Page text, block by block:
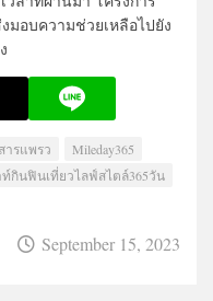
อบความช่วยเหลือไปยัง
ารแพรว
Mileday365
ท์กินฟินเที่ยวไลฟ์สไตล์365วัน
September 15, 2023